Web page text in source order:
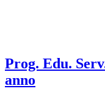
Prog. Edu.
anno